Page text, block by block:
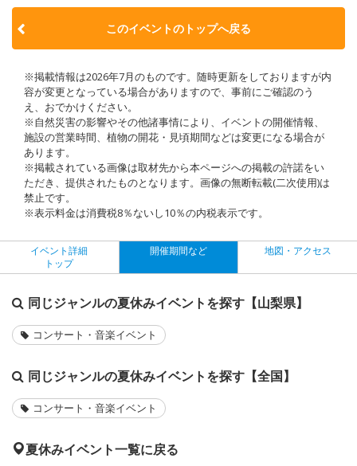
このイベントのトップへ戻る
※掲載情報は2026年7月のものです。随時更新をしておりますが内
容が変更となっている場合がありますので、事前にご確認のう
え、おでかけください。
※自然災害の影響やその他諸事情により、イベントの開催情報、
施設の営業時間、植物の開花・見頃期間などは変更になる場合が
あります。
※掲載されている画像は取材先から本ページへの掲載の許諾をい
ただき、提供されたものとなります。画像の無断転載(二次使用)は
禁止です。
※表示料金は消費税8％ないし10％の内税表示です。
イベント詳細
トップ
開催期間など 地図・アクセス
同じジャンルの夏休みイベントを探す【山梨県】
コンサート・音楽イベント
同じジャンルの夏休みイベントを探す【全国】
コンサート・音楽イベント
夏休みイベント一覧に戻る